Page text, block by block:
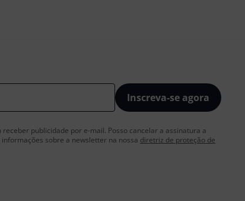
Inscreva-se agora
publicidade por e-mail. Posso cancelar a assinatura a
sobre a newsletter na nossa diretriz de proteção de